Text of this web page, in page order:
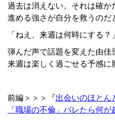
過去は消えない。それは確か
進める強さが自分を救うのだ
「ねえ、来週は何時にする？」
弾んだ声で話題を変えた由佳
来週は楽しく過ごせる予感に
前編＞＞＞『出会いのほと
「職場の不倫」バレたら何